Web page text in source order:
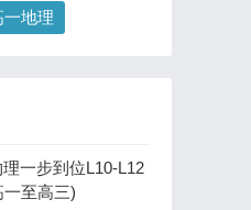
一地理
一步到位L10-L12
至高三)